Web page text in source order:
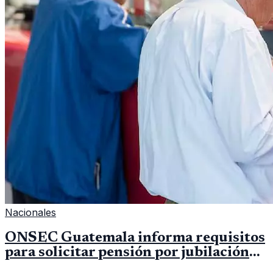
Nacionales
ONSEC Guatemala informa requisitos
para solicitar pensión por jubilación